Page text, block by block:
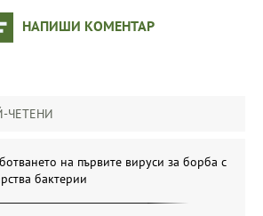
НАПИШИ КОМЕНТАР
ЧЕТЕНИ
на първите вируси за борба с
бактерии